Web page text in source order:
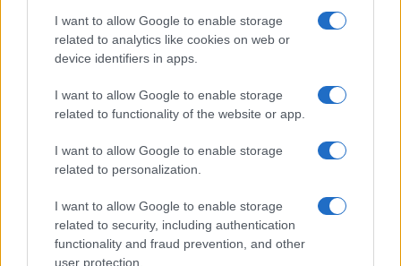
I want to allow Google to enable storage
related to analytics like cookies on web or
device identifiers in apps.
I want to allow Google to enable storage
related to functionality of the website or app.
I want to allow Google to enable storage
related to personalization.
I want to allow Google to enable storage
related to security, including authentication
functionality and fraud prevention, and other
user protection.
pornósztárnak fizetett, hogy ne beszéljen az
állítólagos kapcsolatukról. Bár kritizálta az
republikánus oldalon sokan felkapták a
fejüket, mikor megjegyezte, hogy neki
fogalma sincs mi játszódik le, ha valaki ilyen
helyzetbe kerül, hogy egy pornósztárnak kell
fizetnie. A floridai kormányzó egyelőre
óvakodik attól, hogy nyíltan támadja a volt
elnököt, ezért már ez a megjegyzése is